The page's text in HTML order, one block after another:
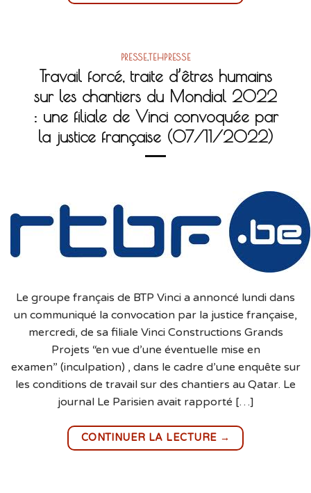
PRESSE,TEHPRESSE
Travail forcé, traite d’êtres humains
sur les chantiers du Mondial 2022
: une filiale de Vinci convoquée par
la justice française (07/11/2022)
Le groupe français de BTP Vinci a annoncé lundi dans
un communiqué la convocation par la justice française,
mercredi, de sa filiale Vinci Constructions Grands
Projets “en vue d’une éventuelle mise en
examen” (inculpation) , dans le cadre d’une enquête sur
les conditions de travail sur des chantiers au Qatar. Le
journal Le Parisien avait rapporté […]
CONTINUER LA LECTURE →